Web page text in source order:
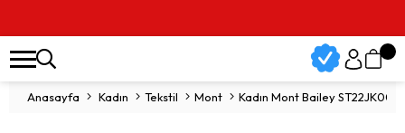
Anasayfa Kadın Tekstil Mont Kadın Mont Bailey